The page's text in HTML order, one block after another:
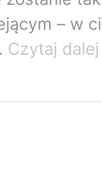
– w
Czytaj dalej